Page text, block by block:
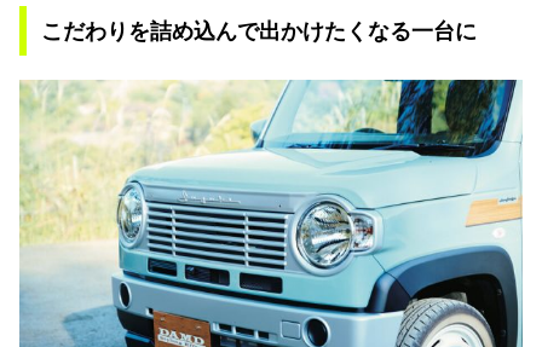
こだわりを詰め込んで出かけたくなる一台に